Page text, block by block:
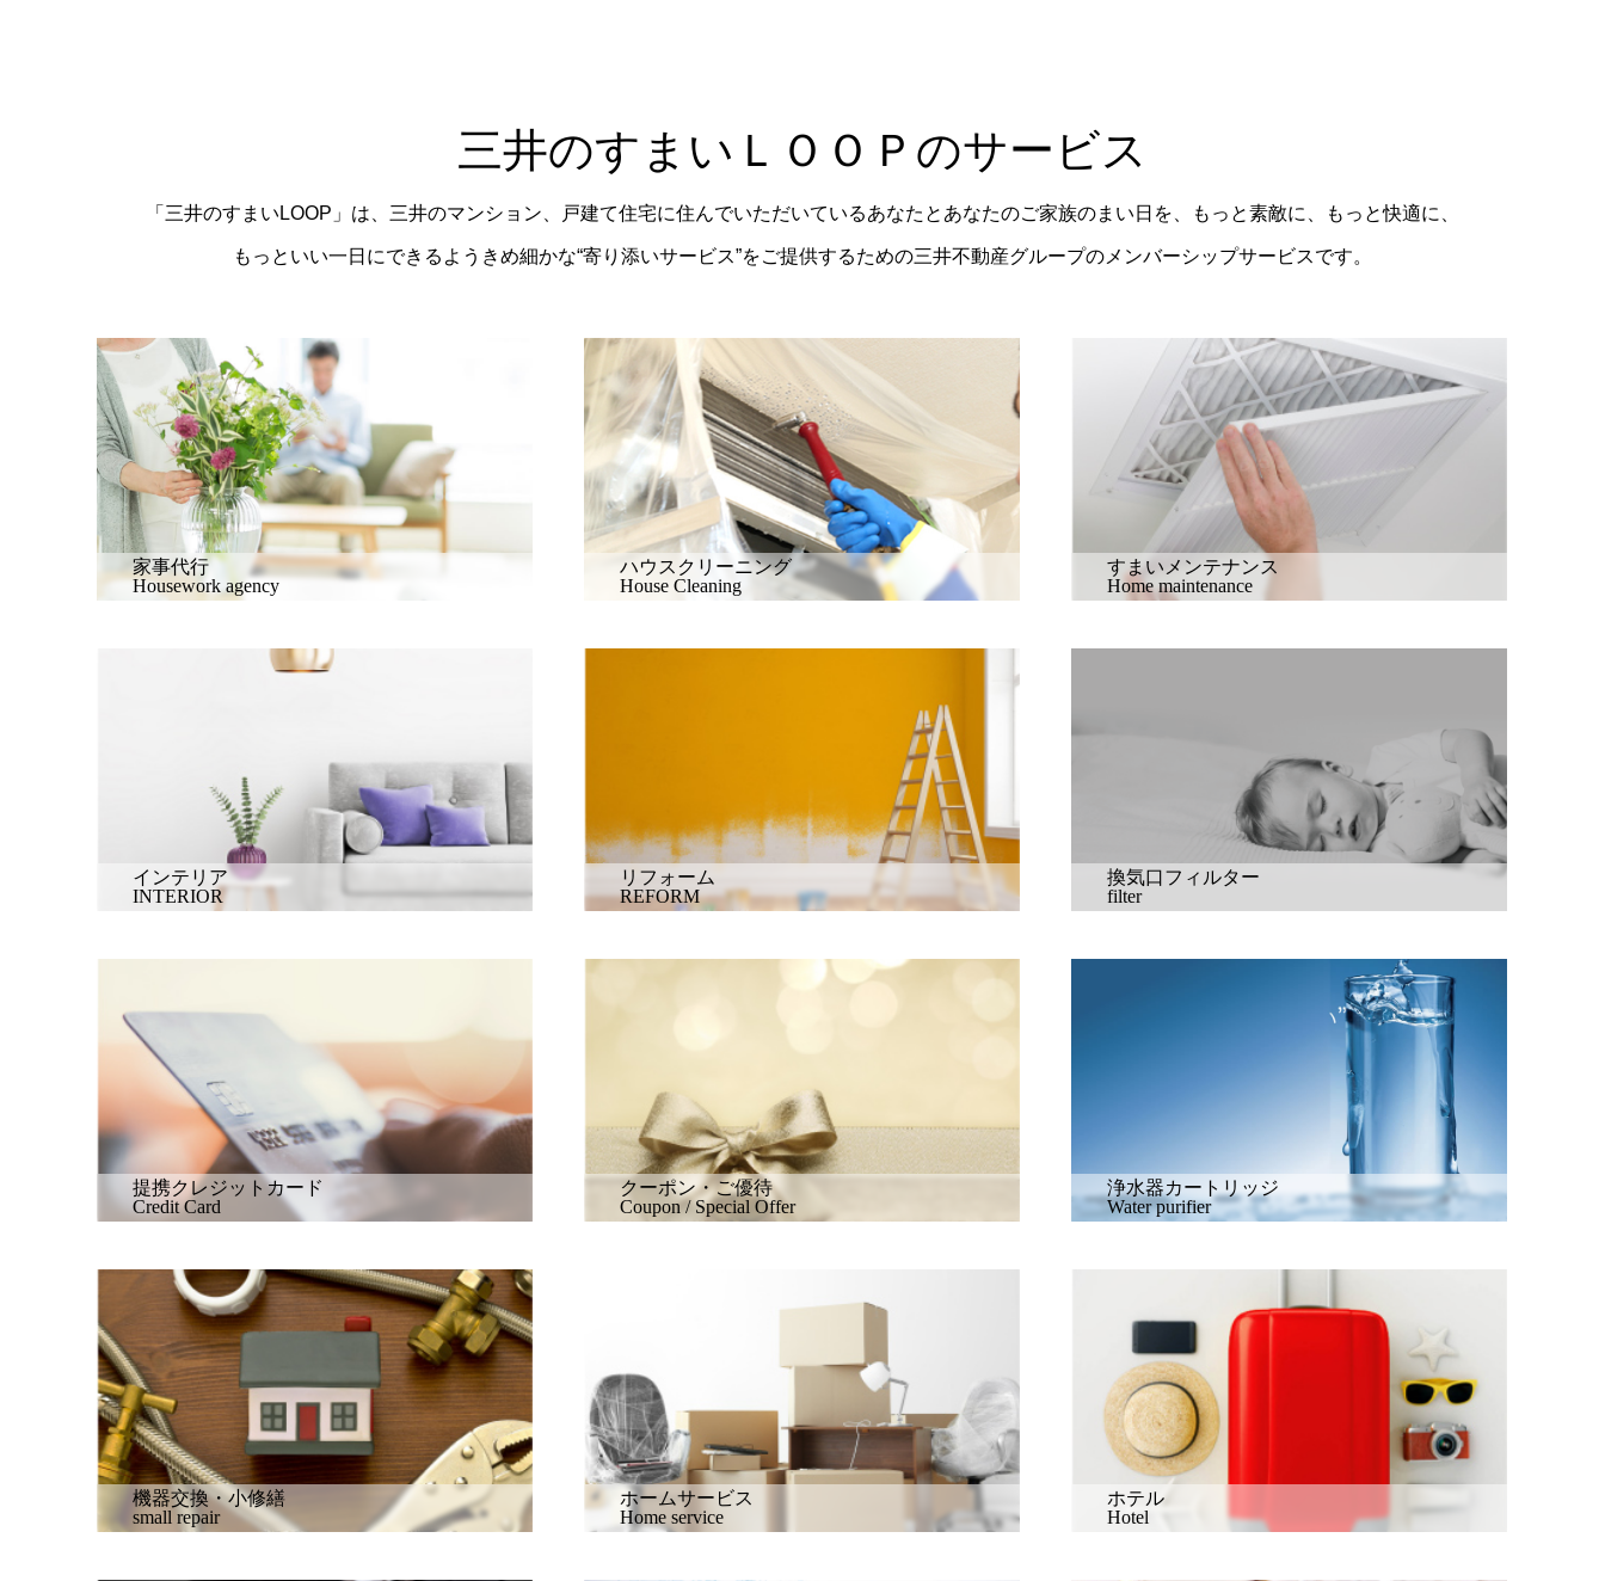
三井のすまいＬＯＯＰのサービス
「三井のすまいLOOP」は、三井のマンション、戸建て住宅に住んでいただいているあなたとあなたのご家族のまい日を、もっと素敵に、もっと快適に、
もっといい一日にできるようきめ細かな“寄り添いサービス”をご提供するための三井不動産グループのメンバーシップサービスです。
家事代行
Housework agency
ハウスクリーニング
House Cleaning
すまいメンテナンス
Home maintenance
インテリア
INTERIOR
リフォーム
REFORM
換気口フィルター
filter
提携クレジットカード
Credit Card
クーポン・ご優待
Coupon / Special Offer
浄水器カートリッジ
Water purifier
機器交換・小修繕
small repair
ホームサービス
Home service
ホテル
Hotel